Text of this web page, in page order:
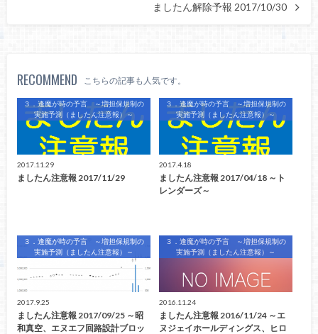
ましたん解除予報 2017/10/30
RECOMMEND こちらの記事も人気です。
３．逢魔が時の予言 ～増担保規制の
実施予測（ましたん注意報）～
2017.11.29
ましたん注意報 2017/11/29
３．逢魔が時の予言 ～増担保規制の
実施予測（ましたん注意報）～
2017.4.18
ましたん注意報 2017/04/18 ～ト
レンダーズ～
３．逢魔が時の予言 ～増担保規制の
実施予測（ましたん注意報）～
2017.9.25
ましたん注意報 2017/09/25 ～昭
和真空、エヌエフ回路設計ブロッ
３．逢魔が時の予言 ～増担保規制の
実施予測（ましたん注意報）～
2016.11.24
ましたん注意報 2016/11/24 ～エ
ヌジェイホールディングス、ヒロ